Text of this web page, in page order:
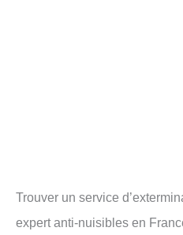
Trouver un service
expert anti-nuisibles en